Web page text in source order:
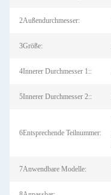
2Außendurchmesser:
3Größe:
4Innerer Durchmesser 1::
5Innerer Durchmesser 2::
6Entsprechende Teilnummer:
7Anwendbare Modelle: